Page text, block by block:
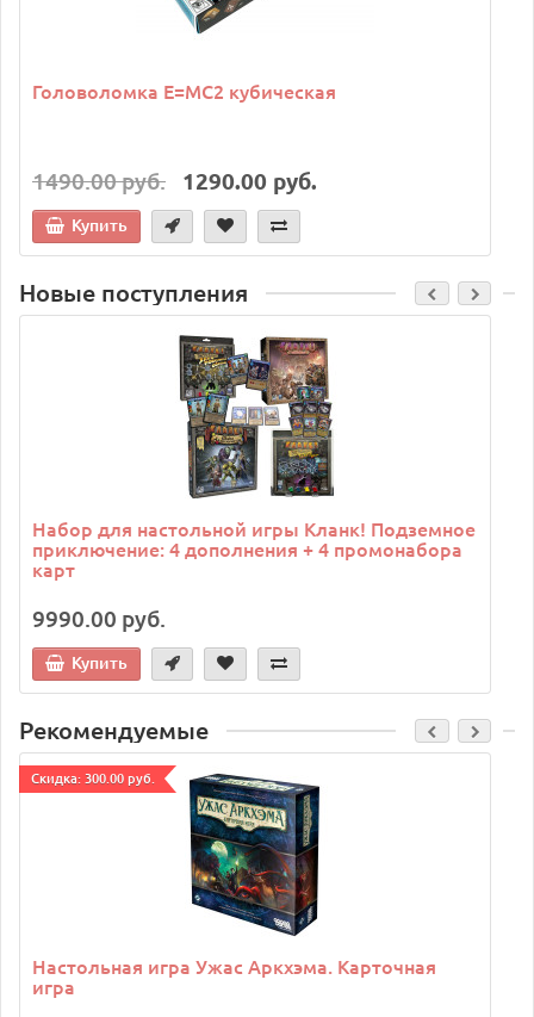
Головоломка E=MC2 кубическая
1490.00 руб. 1290.00 руб.
Купить
Новые поступления
Набор для настольной игры Кланк! Подземное
приключение: 4 дополнения + 4 промонабора
карт
9990.00 руб.
Купить
Рекомендуемые
Cкидка: 300.00 руб.
Настольная игра Ужас Аркхэма. Карточная
игра